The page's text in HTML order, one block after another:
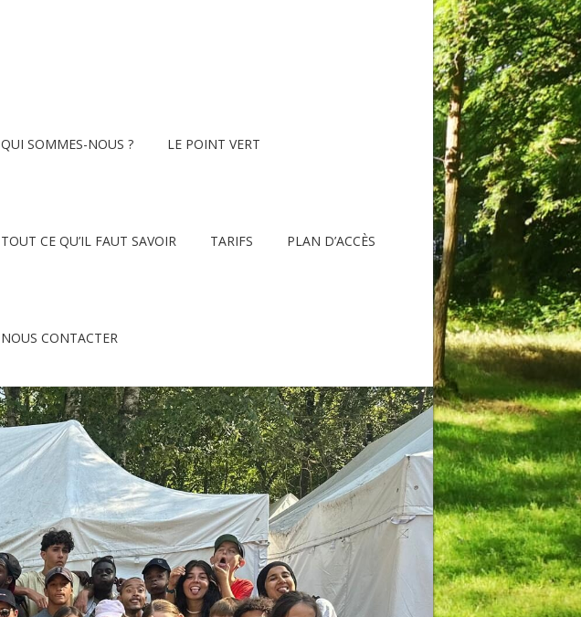
QUI SOMMES-NOUS ? LE POINT VERT
TOUT CE QU’IL FAUT SAVOIR TARIFS PLAN D’ACCÈS
NOUS CONTACTER